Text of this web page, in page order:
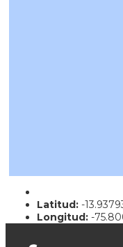
Latitud: -
Longitud: -